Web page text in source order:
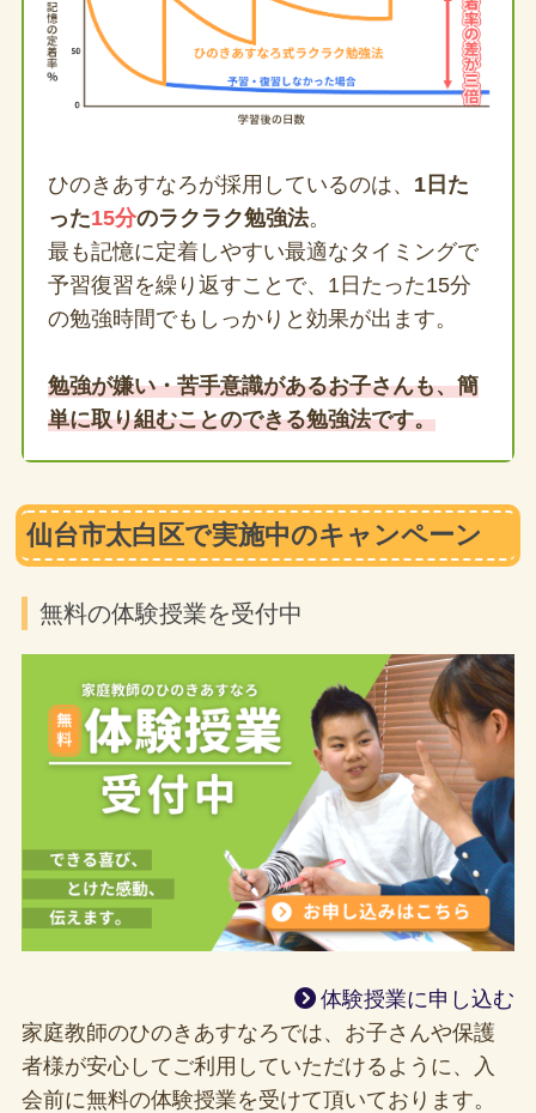
ひのきあすなろが採用しているのは、 1日た
った15分のラクラク勉強法。
最も記憶に定着しやすい最適なタイミングで
予習復習を繰り返すことで、1日たった15分
の勉強時間でもしっかりと効果が出ます。
勉強が嫌い・苦手意識があるお子さんも、簡
単に取り組むことのできる勉強法です。
仙台市太白区で実施中のキャンペーン
無料の体験授業を受付中
体験授業に申し込む
家庭教師のひのきあすなろでは、お子さんや保護
者様が安心してご利用していただけるように、入
会前に無料の体験授業を受けて頂いております。